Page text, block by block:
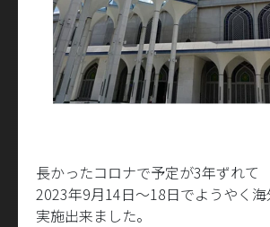
長かったコロナで予定が3年ずれて
2023年9月14日～18日でようやく
実施出来ました。